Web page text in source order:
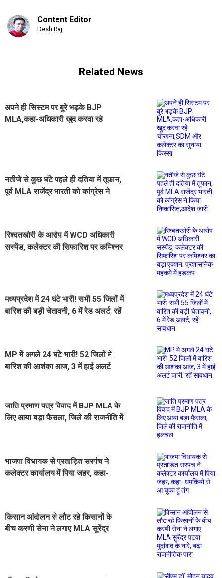
Content Editor
Desh Raj
Related News
अपने ही सिस्टम पर बुरे भड़के BJP
MLA,कहा-अधिकारी खुद करवा रहे
नतीजे से कुछ घंटे पहले ही दतिया में तूफान,
पूर्व MLA राजेंद्र भारती को कांग्रेस ने
रिश्वतखोरी के आरोप में WCD अधिकारी
सस्पेंड, कलेक्टर की सिफारिश पर कमिश्नर
मध्यप्रदेश में 24 घंटे भारी! सभी 55 जिलों में
बारिश की बड़ी चेतावनी, 6 में रेड अलर्ट; रहें
MP में अगले 24 घंटे भारी! 52 जिलों में
बारिश की आशंका आज, 3 में हाई अलर्ट
जाति प्रमाण पत्र विवाद में BJP MLA के
लिए आया बड़ा फैसला, जिले की राजनीति में
भाजपा विधायक से प्रताड़ित सरपंच ने
कलेक्टर कार्यालय में पिया जहर, कहा-
किसान आंदोलन से लौट रहे किसानों के
बीच करणी सेना ने लगाए MLA सुरेंद्र